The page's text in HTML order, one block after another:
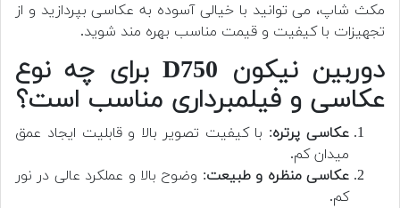
مکث شاپ، می توانید با خیالی آسوده به عکاسی بپردازید و از
تجهیزات با کیفیت و قیمت مناسب بهره مند شوید.
دوربین نیکون D750 برای چه نوع
عکاسی و فیلمبرداری مناسب است؟
عکاسی پرتره: با کیفیت تصویر بالا و قابلیت ایجاد عمق
میدان کم.
عکاسی منظره و طبیعت: وضوح بالا و عملکرد عالی در نور
کم.